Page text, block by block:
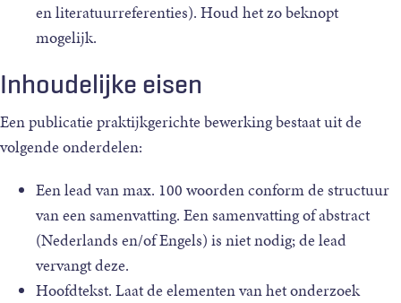
en literatuurreferenties). Houd het zo beknopt
mogelijk.
Inhoudelijke eisen
Een publicatie praktijkgerichte bewerking bestaat uit de
volgende onderdelen:
Een lead van max. 100 woorden conform de structuur
van een samenvatting.Een samenvatting of abstract
(Nederlands en/of Engels) is niet nodig; de lead
vervangt deze.
Hoofdtekst. Laat de elementen van het onderzoek